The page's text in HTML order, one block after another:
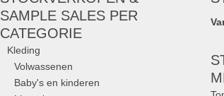
SAMPLE SALES PER
CATEGORIE
Kleding
Volwassenen
Baby's en kinderen